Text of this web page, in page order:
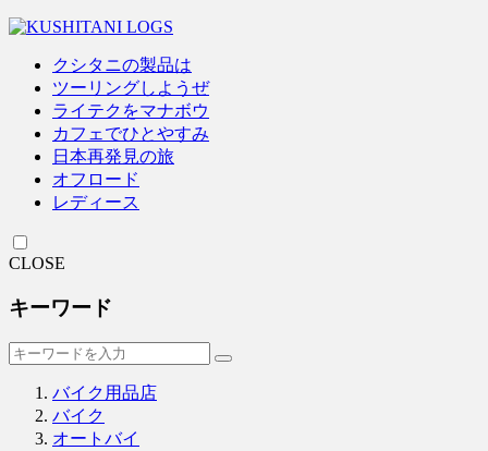
クシタニの製品は
ツーリングしようぜ
ライテクをマナボウ
カフェでひとやすみ
日本再発見の旅
オフロード
レディース
CLOSE
キーワード
バイク用品店
バイク
オートバイ